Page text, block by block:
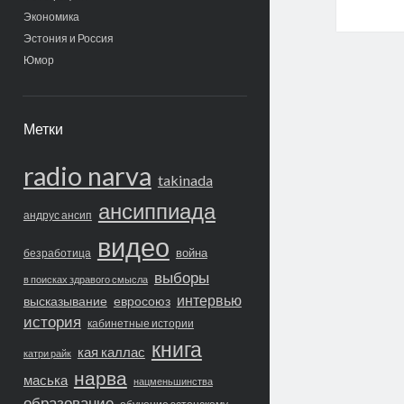
Экономика
Эстония и Россия
Юмор
Метки
radio narva takinada
андрус ансип ансиппиада
безработица видео война
в поисках здравого смысла выборы
высказывание евросоюз интервью
история кабинетные истории
катри райк кая каллас книга
маська нарва нацменьшинства